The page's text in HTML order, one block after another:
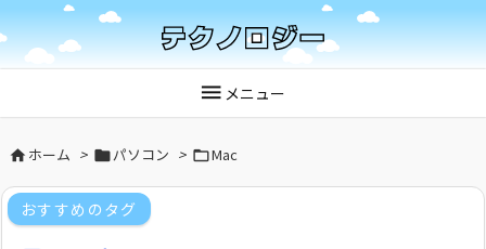
メニュー
 ホーム > パソコン > Mac
おすすめのタグ